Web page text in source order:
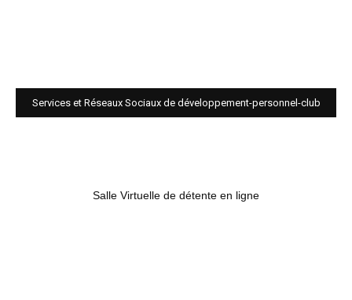
Services et Réseaux Sociaux de développement-personnel-club
Salle Virtuelle de détente en ligne